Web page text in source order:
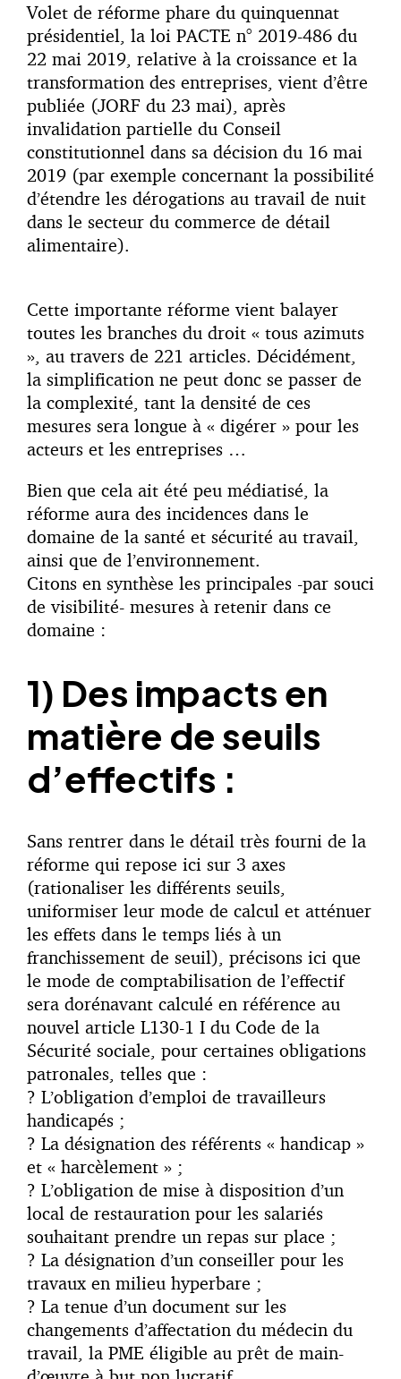
Volet de réforme phare du quinquennat
présidentiel, la loi PACTE n° 2019-486 du
22 mai 2019, relative à la croissance et la
transformation des entreprises, vient d’être
publiée (JORF du 23 mai), après
invalidation partielle du Conseil
constitutionnel dans sa décision du 16 mai
2019 (par exemple concernant la possibilité
d’étendre les dérogations au travail de nuit
dans le secteur du commerce de détail
alimentaire).
Cette importante réforme vient balayer
toutes les branches du droit « tous azimuts
», au travers de 221 articles. Décidément,
la simplification ne peut donc se passer de
la complexité, tant la densité de ces
mesures sera longue à « digérer » pour les
acteurs et les entreprises …
Bien que cela ait été peu médiatisé, la
réforme aura des incidences dans le
domaine de la santé et sécurité au travail,
ainsi que de l’environnement.
Citons en synthèse les principales -par souci
de visibilité- mesures à retenir dans ce
domaine :
1) Des impacts en
matière de seuils
d’effectifs :
Sans rentrer dans le détail très fourni de la
réforme qui repose ici sur 3 axes
(rationaliser les différents seuils,
uniformiser leur mode de calcul et atténuer
les effets dans le temps liés à un
franchissement de seuil), précisons ici que
le mode de comptabilisation de l’effectif
sera dorénavant calculé en référence au
nouvel article L130-1 I du Code de la
Sécurité sociale, pour certaines obligations
patronales, telles que :
? L’obligation d’emploi de travailleurs
handicapés ;
? La désignation des référents « handicap »
et « harcèlement » ;
? L’obligation de mise à disposition d’un
local de restauration pour les salariés
souhaitant prendre un repas sur place ;
? La désignation d’un conseiller pour les
travaux en milieu hyperbare ;
? La tenue d’un document sur les
changements d’affectation du médecin du
travail, la PME éligible au prêt de main-